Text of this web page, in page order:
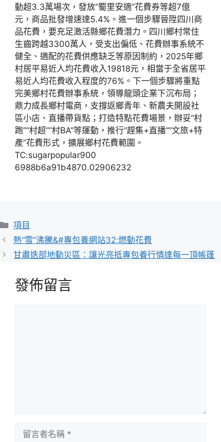
動超3.3萬場次，發放“蜀里安適”花費券等超7億
元，商品批發增速達5.4%。進一個步驟晉陞四川商
品花費，要充足激活縣鄉花費潛力。四川鄉村常住
生齒跨越3300萬人，受支出偏低、花費辦事系統不
健全、適配的花費供應缺乏等原因制約，2025年鄉
村居平易近人均花費收入19818元，相當于全省居平
易近人均花費收入程度的76%。下一個步驟將重點
完美鄉村花費辦事系統，領導龍頭企業下沉布局；
鼎力成長鄉村電商，支撐返鄉青年、新農夫開設社
區小店、直播帶貨點；打造特點花費場景，辦妥“村
跑”“村超”“村BA”等運動，推行“趕集+直播”“文旅+特
產”花費形式，擴展鄉村花費範圍。
TC:sugarpopular900
6988b6a91b4870.02906232
分
類
項目
熱“雪”沸騰&#專包養網站32;燃動花費
甘肅迭部地動災區：讓光亮抵專包養行情達每一頂帳篷
發佈留言